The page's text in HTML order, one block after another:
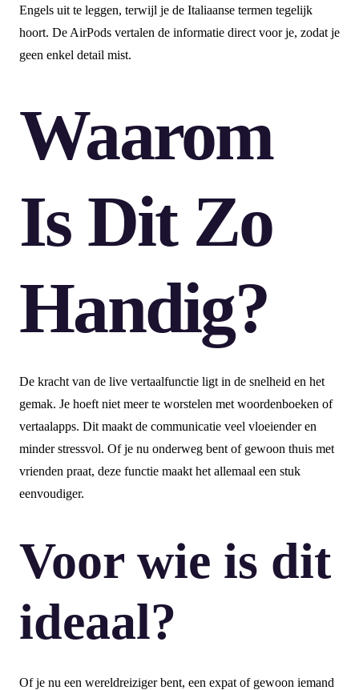
Engels uit te leggen, terwijl je de Italiaanse termen tegelijk
hoort. De AirPods vertalen de informatie direct voor je, zodat je
geen enkel detail mist.
Waarom
Is Dit Zo
Handig?
De kracht van de live vertaalfunctie ligt in de snelheid en het
gemak. Je hoeft niet meer te worstelen met woordenboeken of
vertaalapps. Dit maakt de communicatie veel vloeiender en
minder stressvol. Of je nu onderweg bent of gewoon thuis met
vrienden praat, deze functie maakt het allemaal een stuk
eenvoudiger.
Voor wie is dit
ideaal?
Of je nu een wereldreiziger bent, een expat of gewoon iemand